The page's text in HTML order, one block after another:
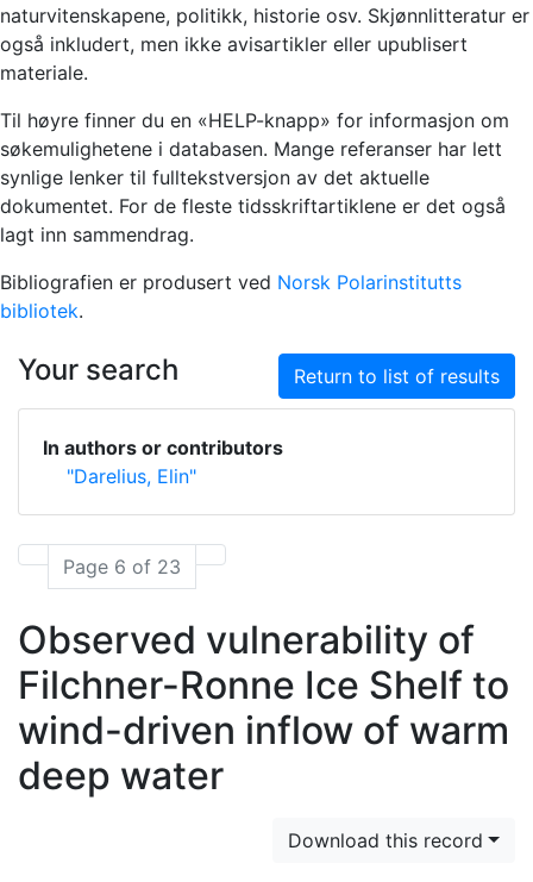
naturvitenskapene, politikk, historie osv. Skjønnlitteratur er
også inkludert, men ikke avisartikler eller upublisert
materiale.
Til høyre finner du en «HELP-knapp» for informasjon om
søkemulighetene i databasen. Mange referanser har lett
synlige lenker til fulltekstversjon av det aktuelle
dokumentet. For de fleste tidsskriftartiklene er det også
lagt inn sammendrag.
Bibliografien er produsert ved Norsk Polarinstitutts
bibliotek.
Your search Return to list of results
In authors or contributors
"Darelius, Elin"
Page 6 of 23
Observed vulnerability of
Filchner-Ronne Ice Shelf to
wind-driven inflow of warm
deep water
Download this record